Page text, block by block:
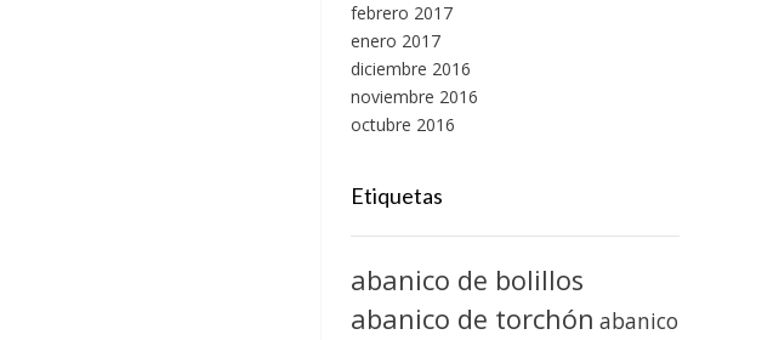
febrero 2017
enero 2017
diciembre 2016
noviembre 2016
octubre 2016
Etiquetas
abanico de bolillos
abanico de torchón abanico